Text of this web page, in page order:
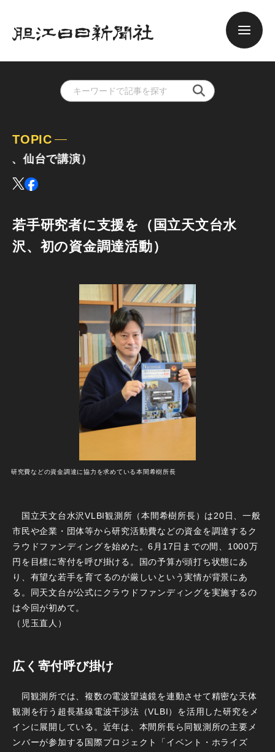
TOPIC
仙台で講演）
若手研究者に支援を（国立天文台水
沢、初の資金調達活動）
研究費などの資金調達に協力を求めている本間希樹所長
国立天文台水沢VLBI観測所（本間希樹所長）は20日、一般
市民や企業・団体等から研究活動費などの資金を調達するク
ラウドファンディングを始めた。6月17日までの間、1000万
円を目標に寄付を呼び掛ける。国の予算が頭打ち状態にあ
り、有望な若手を育てるのが厳しいという実情が背景にあ
る。同天文台が公式にクラウドファンディングを実施するの
は今回が初めて。
（児玉直人）
広く寄付呼び掛け
同観測所では、複数の電波望遠鏡を連動させて精密な天体
観測を行う超長基線電波干渉法（VLBI）を活用した研究をメ
インに展開している。近年は、本間所長ら同観測所の主要メ
ンバーが参加する国際プロジェクト「イベント・ホライズ